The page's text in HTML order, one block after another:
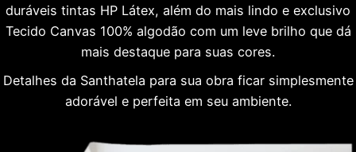
duráveis tintas HP Látex, além do mais lindo e exclusivo
Tecido Canvas 100% algodão com um leve brilho que dá
mais destaque para suas cores.
Detalhes da Santhatela para sua obra ficar simplesmente
adorável e perfeita em seu ambiente.